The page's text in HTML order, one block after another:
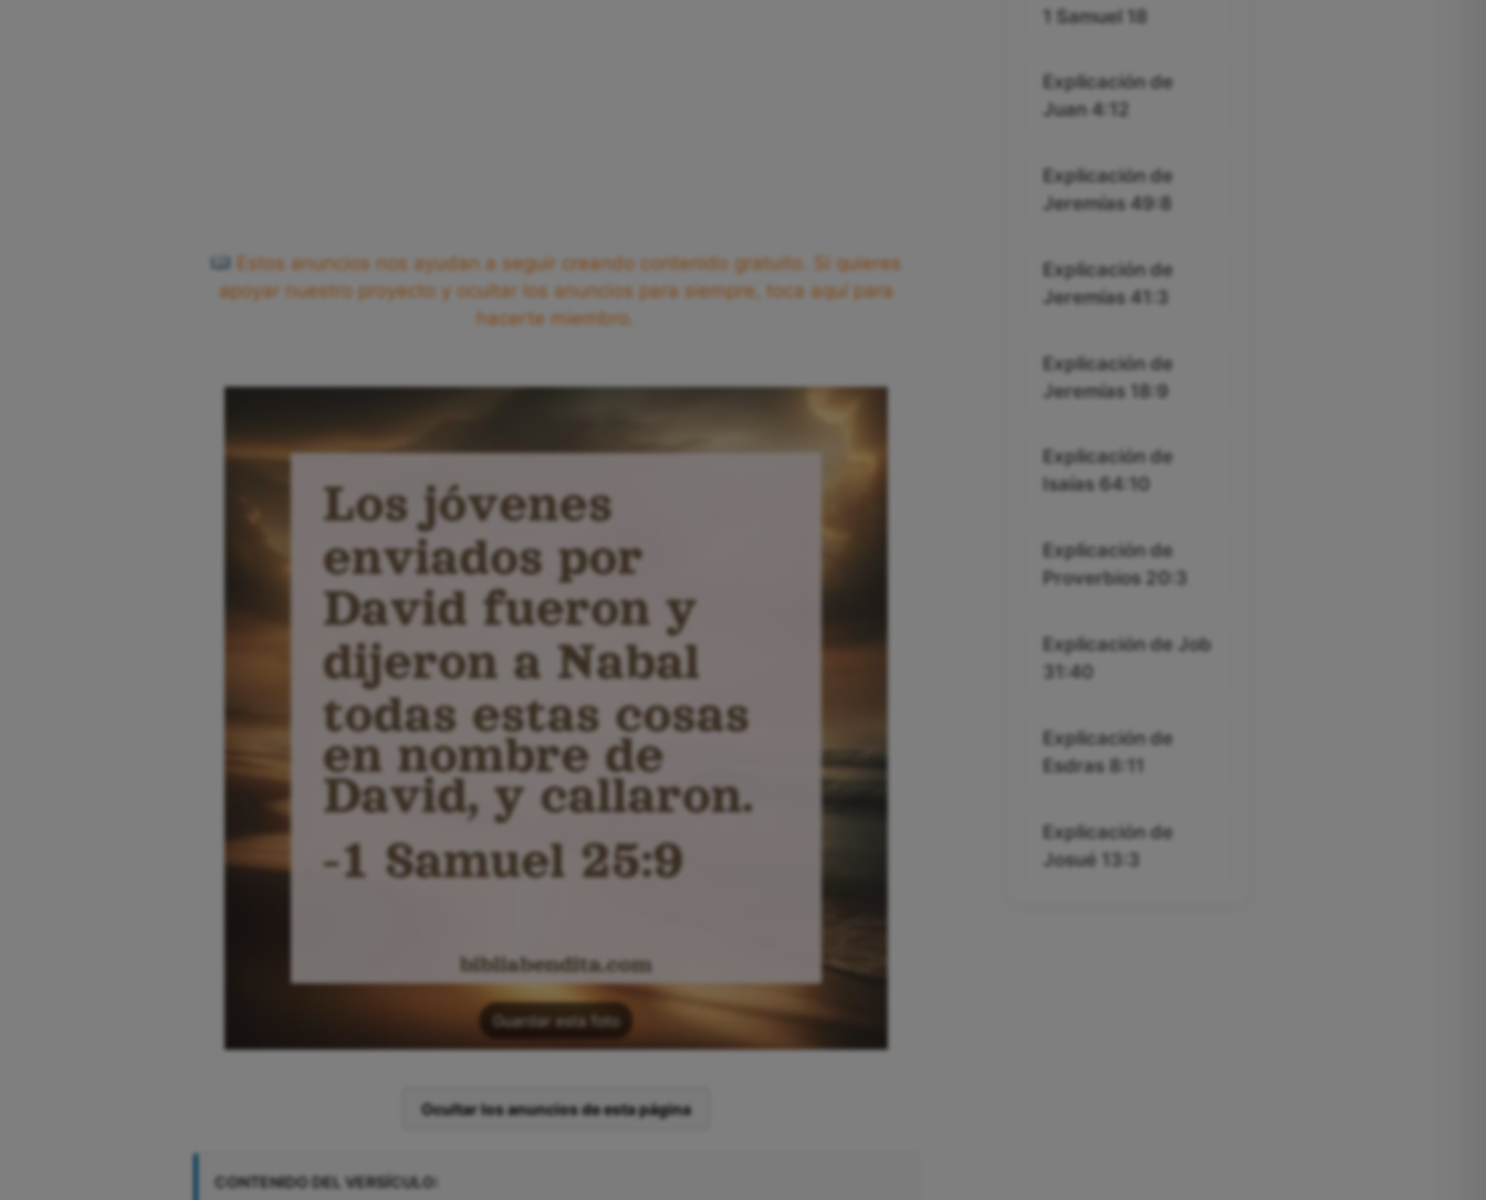
Estos anuncios nos ayudan a seguir creando contenido gratuito. Si quieres
apoyar nuestro proyecto y ocultar los anuncios para siempre, toca aquí para
hacerte miembro.
Guardar esta foto
Ocultar los anuncios de esta página
CONTENIDO DEL VERSÍCULO:
1 Samuel 18
Explicación de
Juan 4:12
Explicación de
Jeremías 49:8
Explicación de
Jeremías 41:3
Explicación de
Jeremías 18:9
Explicación de
Isaías 64:10
Explicación de
Proverbios 20:3
Explicación de Job
31:40
Explicación de
Esdras 8:11
Explicación de
Josué 13:3